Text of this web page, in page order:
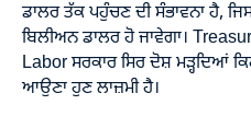
ਡਾਲਰ ਤੱਕ ਪਹੁੰਚਣ ਦੀ ਸੰਭਾਵਨਾ ਹੈ,
ਬਿਲੀਅਨ ਡਾਲਰ ਹੋ ਜਾਵੇਗਾ।
Labor ਸਰਕਾਰ ਸਿਰ ਦੋਸ਼ ਮੜ੍ਹਦਿਆਂ
ਆਉਣਾ ਹੁਣ ਲਾਜ਼ਮੀ ਹੈ।